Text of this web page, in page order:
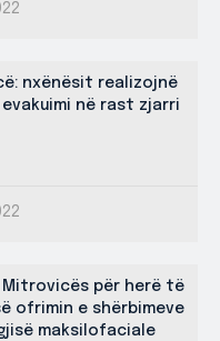
nxënësit realizojnë
në rast zjarri
për herë të
ofrimin e shërbimeve
maksilofaciale